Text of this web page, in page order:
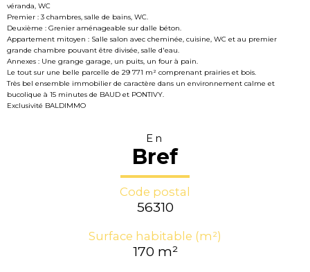
véranda, WC
Premier : 3 chambres, salle de bains, WC.
Deuxième : Grenier aménageable sur dalle béton.
Appartement mitoyen : Salle salon avec cheminée, cuisine, WC et au premier
grande chambre pouvant être divisée, salle d'eau.
Annexes : Une grange garage, un puits, un four à pain.
Le tout sur une belle parcelle de 29 771 m² comprenant prairies et bois.
Très bel ensemble immobilier de caractère dans un environnement calme et
bucolique à 15 minutes de BAUD et PONTIVY.
Exclusivité BALDIMMO
En
Bref
Code postal
56310
Surface habitable (m²)
170 m²